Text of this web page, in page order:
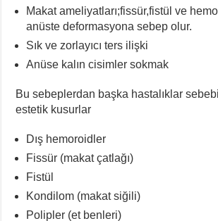
Makat ameliyatları;fissür,fistül ve
anüste deformasyona sebep olur.
Sık ve zorlayıcı ters ilişki
Anüse kalın cisimler sokmak
Bu sebeplerdan başka hastalıklar
estetik kusurlar
Dış hemoroidler
Fissür (makat çatlağı)
Fistül
Kondilom (makat siğili)
Polipler (et benleri)